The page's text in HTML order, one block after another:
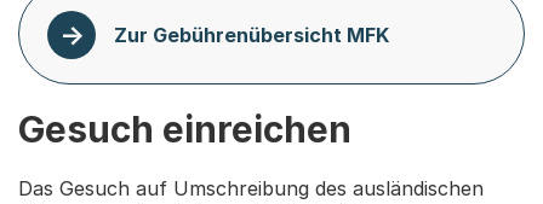
Zur Gebührenübersicht MFK
Gesuch einreichen
Das Gesuch auf Umschreibung des ausländischen